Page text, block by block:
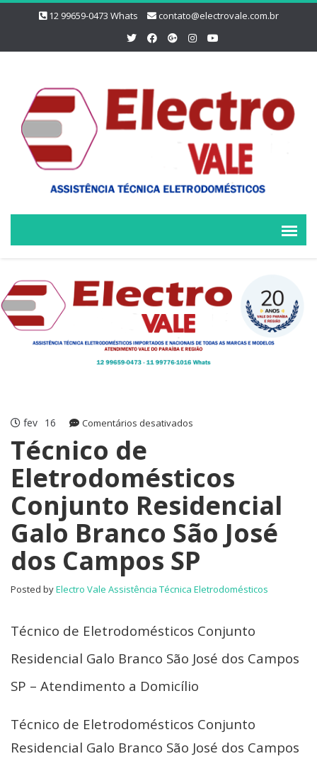
12 99659-0473 Whats contato@electrovale.com.br
fev 16 Comentários desativados
Conjunto
Residencial
Galo
Branco
São
José
Campos
Técnico de
Eletrodomésticos
Conjunto Residencial
Galo Branco São José
dos Campos SP
Posted byElectro Vale Assistência Técnica Eletrodomésticos
Técnico de Eletrodomésticos Conjunto
Residencial Galo Branco São José dos Campos
SP – Atendimento a Domicílio
Técnico de Eletrodomésticos Conjunto
Residencial Galo Branco São José dos Campos